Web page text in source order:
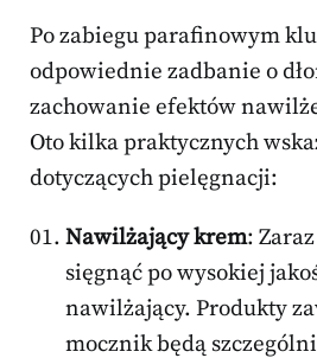
Po zabiegu parafinowym
odpowiednie zadbanie o
zachowanie efektów
Oto kilka praktycznych
dotyczących pielęgnacji:
Nawilżający krem:
sięgnąć po wysokiej
nawilżający. Produkty
mocznik będą